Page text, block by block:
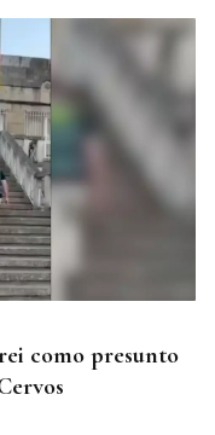
como presunto